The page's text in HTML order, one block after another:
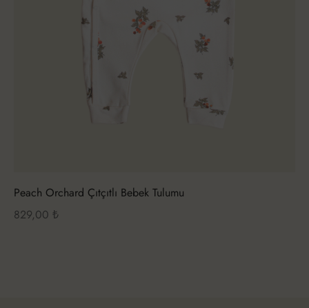
Peach Orchard Çıtçıtlı Bebek Tulumu
829,00 ₺